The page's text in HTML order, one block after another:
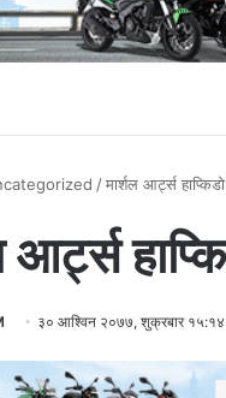
/मार्शल आर्ट्स
आर्ट्स
३० आश्विन २०७७, शुक्रबार १५:१४